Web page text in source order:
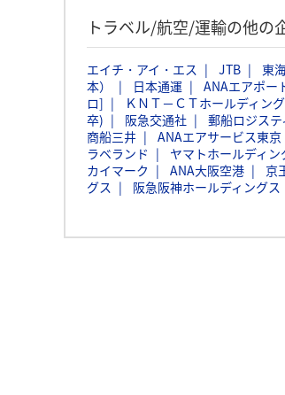
トラベル/航空/運輸の他の
エイチ・アイ・エス JTB 東
本）
日本通運 ANAエアポー
ロ]
ＫＮＴ－ＣＴホールディン
卒)
阪急交通社 郵船ロジステ
商船三井
ANAエアサービス東京
ラベランド
ヤマトホールディン
カイマーク
ANA大阪空港 京
グス
阪急阪神ホールディングス